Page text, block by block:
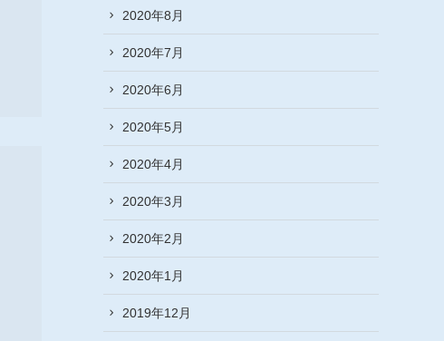
2020年8月
2020年7月
2020年6月
2020年5月
2020年4月
2020年3月
2020年2月
2020年1月
2019年12月